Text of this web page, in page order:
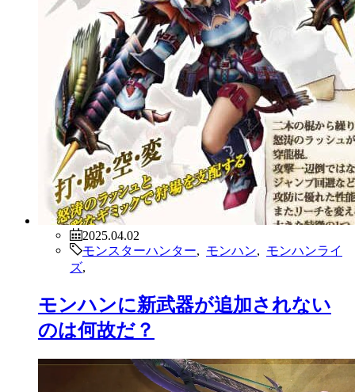
2025.04.02
モンスターハンター
モンハン
モンハンライ
ズ
モンハンに新武器が追加されない
のは何故だ？